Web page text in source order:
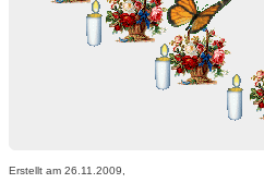
Erstellt am 26.11.2009,